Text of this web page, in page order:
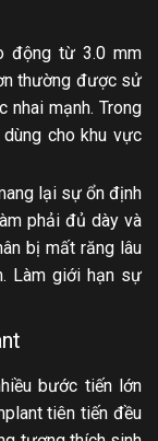
động từ 3.0 mm
thường được sử
nhai mạnh. Trong
cho khu vực
lại sự ổn định
phải đủ dày và
bị mất răng lâu
Làm giới hạn sự
bước tiến lớn
tiên tiến đều